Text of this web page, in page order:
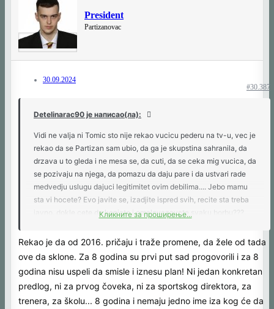
President
Partizanovac
30.09.2024
#30.387
Detelinarac90 је написао(ла):
Vidi ne valja ni Tomic sto nije rekao vucicu pederu na tv-u, vec je
rekao da se Partizan sam ubio, da ga je skupstina sahranila, da
drzava u to gleda i ne mesa se, da cuti, da se ceka mig vucica, da
se pozivaju na njega, da pomazu da daju pare i da ustvari rade
medvedju uslugu dajuci legitimitet ovim debilima.... Jebo mamu
sta vi hocete? Evo javite se, izadjite ispred svih, recite sta treba
javno, dokle cete da kenjate i omalovazavate svaku borbu???
umete a ne da kenjate i trazite dlaku u jajetu na svakom nastupu
sramota sta pisu neki, majke mi.
Кликните за проширење...
Rekao je da od 2016. pričaju i traže promene, da žele od tada
ove da sklone. Za 8 godina su prvi put sad progovorili i za 8
godina nisu uspeli da smisle i iznesu plan! Ni jedan konkretan
predlog, ni za prvog čoveka, ni za sportskog direktora, za
trenera, za školu... 8 godina i nemaju jedno ime iza kog će da